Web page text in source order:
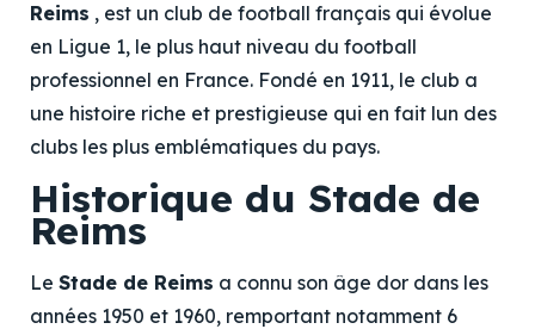
Reims , est un club de football français qui évolue
en Ligue 1, le plus haut niveau du football
professionnel en France. Fondé en 1911, le club a
une histoire riche et prestigieuse qui en fait lun des
clubs les plus emblématiques du pays.
Historique du Stade de
Reims
Le Stade de Reims a connu son âge dor dans les
années 1950 et 1960, remportant notamment 6